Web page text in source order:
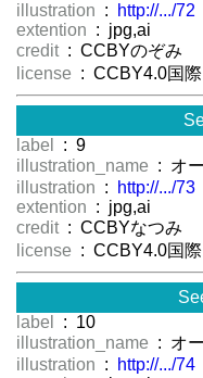
illustration :
http://.../72
extention : jpg,ai
credit : CCBYのぞみ
license : CCBY4.0国際
label
: 9
illustration_name : オ
illustration :
http://.../73
extention : jpg,ai
credit : CCBYなつみ
license : CCBY4.0国際
label
: 10
illustration_name : オ
illustration :
http://.../74